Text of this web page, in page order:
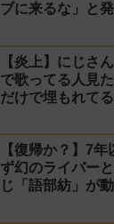
ブに来るな」と
【炎上】にじさ
で歌ってる人見
だけで埋もれて
【復帰か？】7
ず幻のライバー
じ「語部紡」が